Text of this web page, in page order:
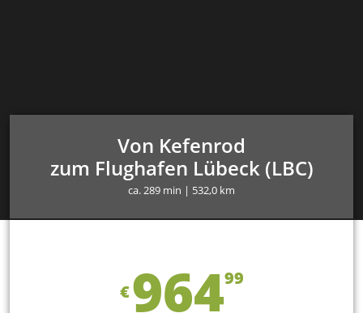
Von Kefenrod
zum Flughafen Lübeck (LBC)
ca. 289 min | 532,0 km
€96499